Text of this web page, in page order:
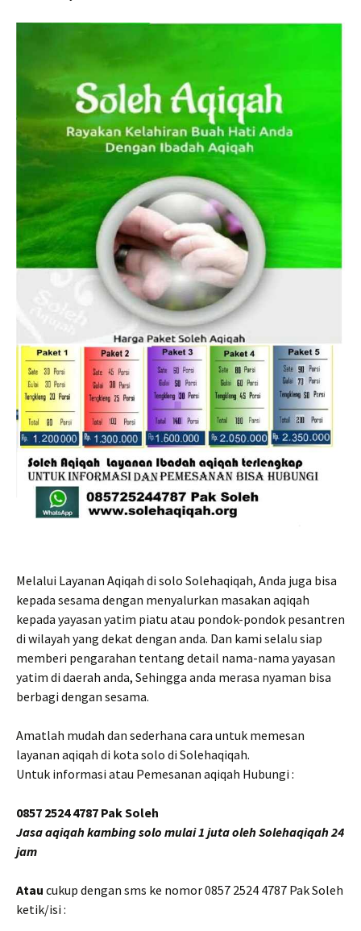
Melalui Layanan Aqiqah di solo Solehaqiqah, Anda juga bisa
kepada sesama dengan menyalurkan masakan aqiqah
kepada yayasan yatim piatu atau pondok-pondok pesantren
di wilayah yang dekat dengan anda. Dan kami selalu siap
memberi pengarahan tentang detail nama-nama yayasan
yatim di daerah anda, Sehingga anda merasa nyaman bisa
berbagi dengan sesama.
Amatlah mudah dan sederhana cara untuk memesan
layanan aqiqah di kota solo di Solehaqiqah.
Untuk informasi atau Pemesanan aqiqah Hubungi :
0857 2524 4787 Pak Soleh
Jasa aqiqah kambing solo mulai 1 juta oleh Solehaqiqah 24
jam
Atau cukup dengan sms ke nomor 0857 2524 4787 Pak Soleh
ketik/isi :